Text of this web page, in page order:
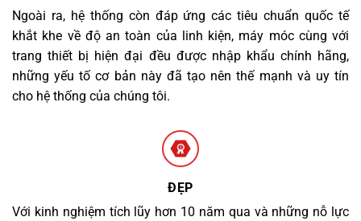
Ngoài ra, hệ thống còn đáp ứng các tiêu chuẩn quốc tế
khắt khe về độ an toàn của linh kiện, máy móc cùng với
trang thiết bị hiện đại đều được nhập khẩu chính hãng,
những yếu tố cơ bản này đã tạo nên thế mạnh và uy tín
cho hệ thống của chúng tôi.
ĐẸP
Với kinh nghiệm tích lũy hơn 10 năm qua và những nỗ lực